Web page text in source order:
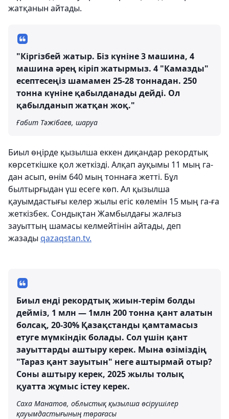
жатқанын айтады.
"Кіргізбей жатыр. Біз күніне 3 машина, 4
машина әрең кіріп жатырмыз. 4 "Камазды"
есептесеңіз шамамен 25-28 тоннадан. 250
тонна күніне қабылданады дейді. Ол
қабылданып жатқан жоқ."
Ғабит Тәжібаев, шаруа
Биыл өңірде қызылша еккен диқандар рекордтық
көрсеткішке қол жеткізді. Алқап ауқымы 11 мың га-
дан асып, өнім 640 мың тоннаға жетті. Бұл
былтырғыдан үш есеге көп. Ал қызылша
қауымдастығы келер жылы егіс көлемін 15 мың га-ға
жеткізбек. Сондықтан Жамбылдағы жалғыз
зауыттың шамасы келмейтінін айтады, деп
жазады qazaqstan.tv.
Биыл енді рекордтық жиын-терім болды
дейміз, 1 млн — 1млн 200 тонна қант алатын
болсақ, 20-30% Қазақстанды қамтамасыз
етуге мүмкіндік болады. Сол үшін қант
зауыттарды аштыру керек. Мына өзіміздің
"Тараз қант зауытын" неге аштырмай отыр?
Соны аштыру керек, 2025 жылы толық
қуатта жұмыс істеу керек.
Саха Манатов, облыстық қызылша өсірушілер
қауымдастығының төрағасы